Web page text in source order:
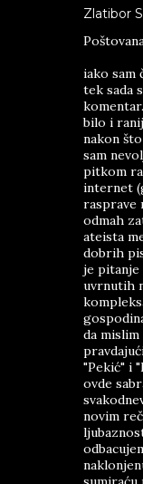
Zlatibor
iako sam
tek sada
bilo i
nakon
sam
pitkom
internet
rasprave
odmah
ateista
dobrih
je pitanje
uvrnutih
da
"Pekić" i
ovde
novim